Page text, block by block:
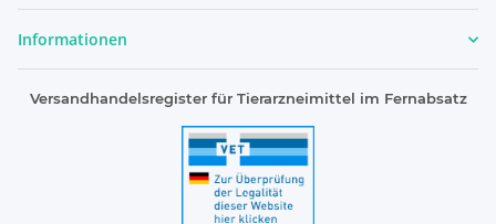
Informationen
Versandhandelsregister für Tierarzneimittel im Fernabsatz